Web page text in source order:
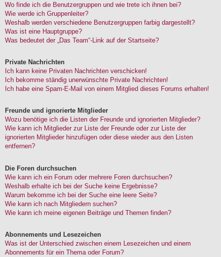
Wo finde ich die Benutzergruppen und wie trete ich ihnen bei?
Wie werde ich Gruppenleiter?
Weshalb werden verschiedene Benutzergruppen farbig dargestellt?
Was ist eine Hauptgruppe?
Was bedeutet der „Das Team“-Link auf der Startseite?
Private Nachrichten
Ich kann keine Privaten Nachrichten verschicken!
Ich bekomme ständig unerwünschte Private Nachrichten!
Ich habe eine Spam-E-Mail von einem Mitglied dieses Forums erhalten!
Freunde und ignorierte Mitglieder
Wozu benötige ich die Listen der Freunde und ignorierten Mitglieder?
Wie kann ich Mitglieder zur Liste der Freunde oder zur Liste der
ignorierten Mitglieder hinzufügen oder diese wieder aus den Listen
entfernen?
Die Foren durchsuchen
Wie kann ich ein Forum oder mehrere Foren durchsuchen?
Weshalb erhalte ich bei der Suche keine Ergebnisse?
Warum bekomme ich bei der Suche eine leere Seite?
Wie kann ich nach Mitgliedern suchen?
Wie kann ich meine eigenen Beiträge und Themen finden?
Abonnements und Lesezeichen
Was ist der Unterschied zwischen einem Lesezeichen und einem
Abonnements für ein Thema oder Forum?